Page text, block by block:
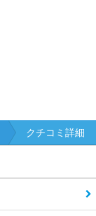
クチコミ詳細